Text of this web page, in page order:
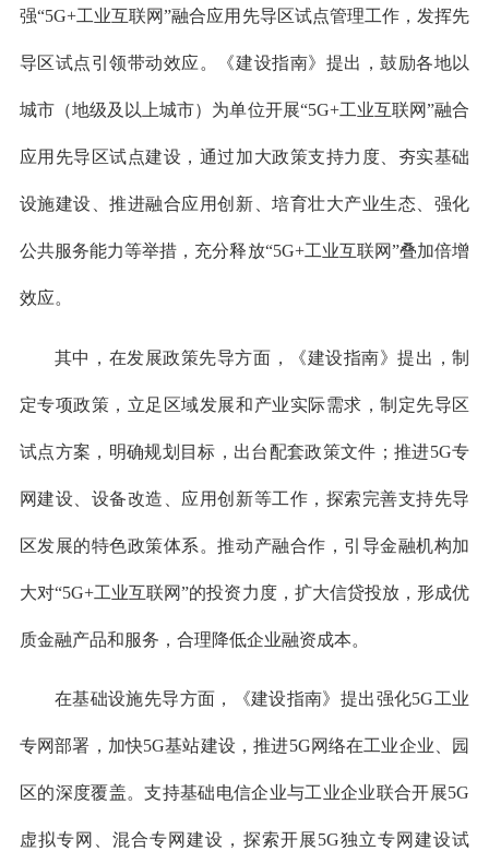
强“5G+工业互联网”融合应用先导区试点管理工作，发挥先
导区试点引领带动效应。《建设指南》提出，鼓励各地以
城市（地级及以上城市）为单位开展“5G+工业互联网”融合
应用先导区试点建设，通过加大政策支持力度、夯实基础
设施建设、推进融合应用创新、培育壮大产业生态、强化
公共服务能力等举措，充分释放“5G+工业互联网”叠加倍增
效应。
其中，在发展政策先导方面，《建设指南》提出，制
定专项政策，立足区域发展和产业实际需求，制定先导区
试点方案，明确规划目标，出台配套政策文件；推进5G专
网建设、设备改造、应用创新等工作，探索完善支持先导
区发展的特色政策体系。推动产融合作，引导金融机构加
大对“5G+工业互联网”的投资力度，扩大信贷投放，形成优
质金融产品和服务，合理降低企业融资成本。
在基础设施先导方面，《建设指南》提出强化5G工业
专网部署，加快5G基站建设，推进5G网络在工业企业、园
区的深度覆盖。支持基础电信企业与工业企业联合开展5G
虚拟专网、混合专网建设，探索开展5G独立专网建设试